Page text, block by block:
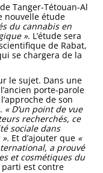
Tanger-Tétouan-Al
nou­velle étude
du cannabis en
». L’étude sera
de Rabat,
se chargera de la
le sujet. Dans une
porte-parole
de son
« D’un point de vue
recherchés, ce
sociale dans
Et d’ajouter que «
a prouvé
et cos­métiques du
est contre